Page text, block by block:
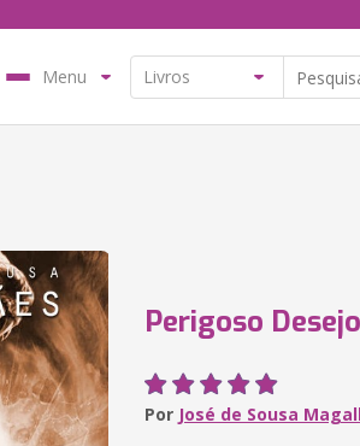
Menu
Perigoso Desejo
Por José de Sousa